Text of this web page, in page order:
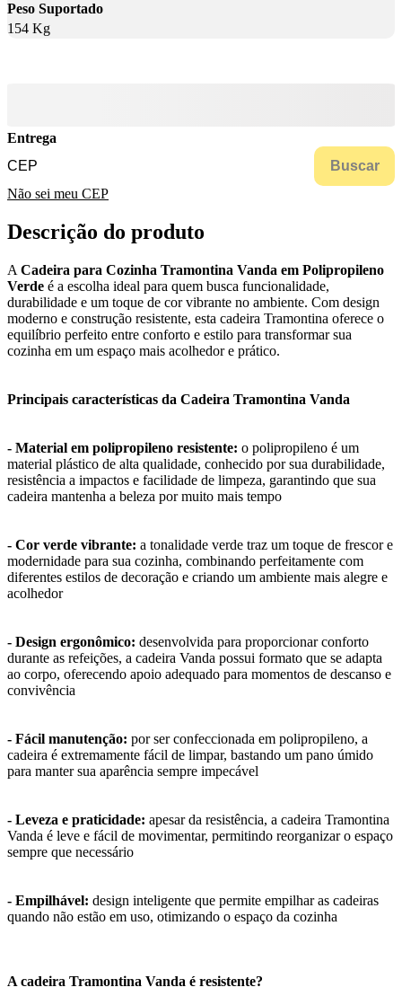
Peso Suportado
154 Kg
Entrega
Buscar
Não sei meu CEP
Descrição do produto
A Cadeira para Cozinha Tramontina Vanda em Polipropileno
Verde é a escolha ideal para quem busca funcionalidade,
durabilidade e um toque de cor vibrante no ambiente. Com design
moderno e construção resistente, esta cadeira Tramontina oferece o
equilíbrio perfeito entre conforto e estilo para transformar sua
cozinha em um espaço mais acolhedor e prático.
Principais características da Cadeira Tramontina Vanda
- Material em polipropileno resistente: o polipropileno é um
material plástico de alta qualidade, conhecido por sua durabilidade,
resistência a impactos e facilidade de limpeza, garantindo que sua
cadeira mantenha a beleza por muito mais tempo
- Cor verde vibrante: a tonalidade verde traz um toque de frescor e
modernidade para sua cozinha, combinando perfeitamente com
diferentes estilos de decoração e criando um ambiente mais alegre e
acolhedor
- Design ergonômico: desenvolvida para proporcionar conforto
durante as refeições, a cadeira Vanda possui formato que se adapta
ao corpo, oferecendo apoio adequado para momentos de descanso e
convivência
- Fácil manutenção: por ser confeccionada em polipropileno, a
cadeira é extremamente fácil de limpar, bastando um pano úmido
para manter sua aparência sempre impecável
- Leveza e praticidade: apesar da resistência, a cadeira Tramontina
Vanda é leve e fácil de movimentar, permitindo reorganizar o espaço
sempre que necessário
- Empilhável: design inteligente que permite empilhar as cadeiras
quando não estão em uso, otimizando o espaço da cozinha
A cadeira Tramontina Vanda é resistente?